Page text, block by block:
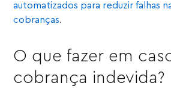
automatizados para reduzir falhas
cobranças.
O que fazer em
cobrança indevida?